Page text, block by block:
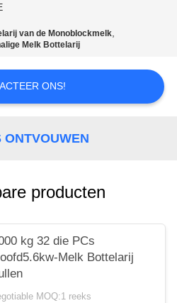
van de Monoblockmelk,
Melk Bottelarij
ONS!
ONTVOUWEN
producten
kg 32 die PCs
Melk Bottelarij
MOQ:1 reeks